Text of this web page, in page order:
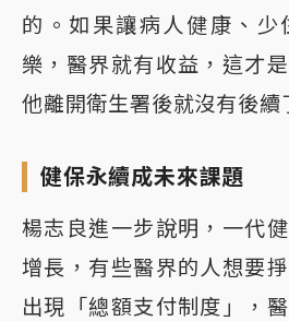
的。如果讓病人健康、少
樂，醫界就有收益，這才
他離開衛生署後就沒有後續
健保永續成未來課題
楊志良進一步說明，一代
增長，有些醫界的人想要
出現「總額支付制度」，